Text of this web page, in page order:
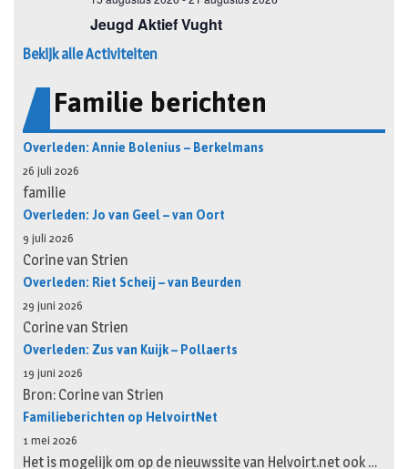
Bekijk alle Activiteiten
Familie berichten
Overleden: Annie Bolenius – Berkelmans
26 juli 2026
familie
Overleden: Jo van Geel – van Oort
9 juli 2026
Corine van Strien
Overleden: Riet Scheij – van Beurden
29 juni 2026
Corine van Strien
Overleden: Zus van Kuijk – Pollaerts
19 juni 2026
Bron: Corine van Strien
Familieberichten op HelvoirtNet
1 mei 2026
Het is mogelijk om op de nieuwssite van Helvoirt.net ook …